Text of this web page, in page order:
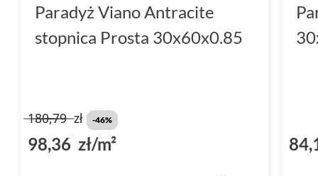
Paradyż Viano Antracite
stopnica Prosta 30x60x0.85
180,79zł -46%
98,36 zł/m²